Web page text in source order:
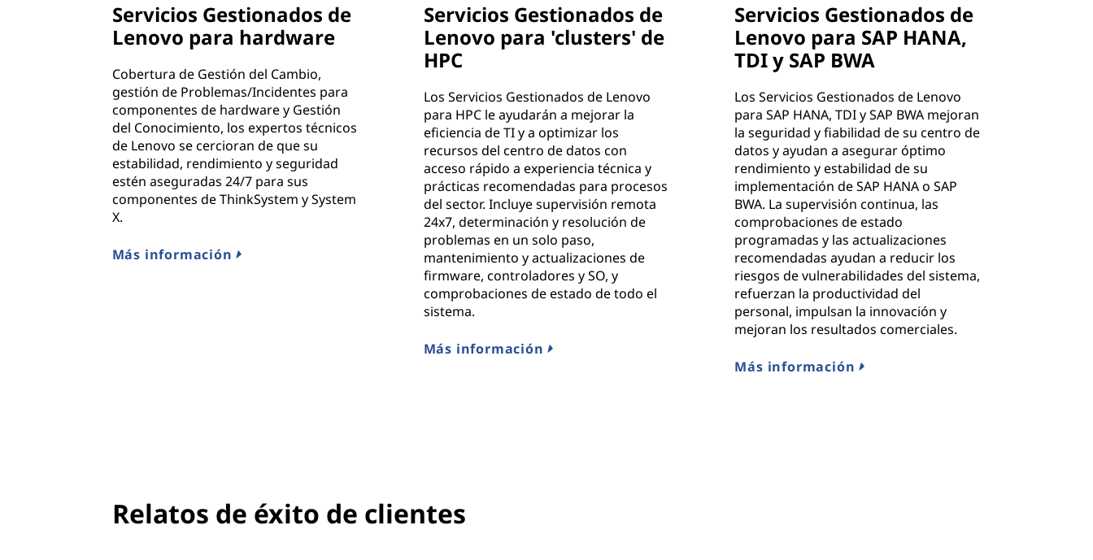
Servicios Gestionados de
Lenovo para hardware
Cobertura de Gestión del Cambio,
gestión de Problemas/Incidentes para
componentes de hardware y Gestión
del Conocimiento, los expertos técnicos
de Lenovo se cercioran de que su
estabilidad, rendimiento y seguridad
estén aseguradas 24/7 para sus
componentes de ThinkSystem y System
X.
Más información
Servicios Gestionados de
Lenovo para 'clusters' de
HPC
Los Servicios Gestionados de Lenovo
para HPC le ayudarán a mejorar la
eficiencia de TI y a optimizar los
recursos del centro de datos con
acceso rápido a experiencia técnica y
prácticas recomendadas para procesos
del sector. Incluye supervisión remota
24x7, determinación y resolución de
problemas en un solo paso,
mantenimiento y actualizaciones de
firmware, controladores y SO, y
comprobaciones de estado de todo el
sistema.
Más información
Servicios Gestionados de
Lenovo para SAP HANA,
TDI y SAP BWA
Los Servicios Gestionados de Lenovo
para SAP HANA, TDI y SAP BWA mejoran
la seguridad y fiabilidad de su centro de
datos y ayudan a asegurar óptimo
rendimiento y estabilidad de su
implementación de SAP HANA o SAP
BWA. La supervisión continua, las
comprobaciones de estado
programadas y las actualizaciones
recomendadas ayudan a reducir los
riesgos de vulnerabilidades del sistema,
refuerzan la productividad del
personal, impulsan la innovación y
mejoran los resultados comerciales.
Más información
Relatos de éxito de clientes